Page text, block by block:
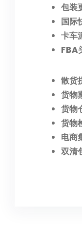
包装
国际
卡车
FBA
散货
货物
货物
货物
电商
双清